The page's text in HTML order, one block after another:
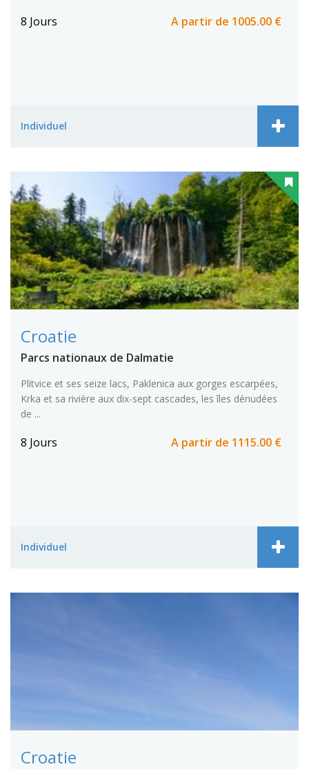
8 Jours A partir de 1005.00 €
Individuel
Croatie
Parcs nationaux de Dalmatie
Plitvice et ses seize lacs, Paklenica aux gorges escarpées,
Krka et sa rivière aux dix-sept cascades, les îles dénudées
de ...
8 Jours A partir de 1115.00 €
Individuel
Croatie